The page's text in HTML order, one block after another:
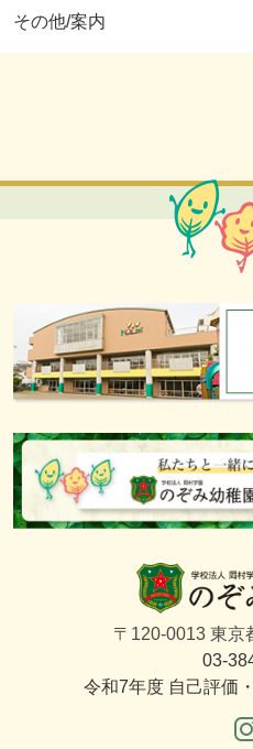
その他/案内
〒120-0013 東京
03-
令和7年度 自己評価